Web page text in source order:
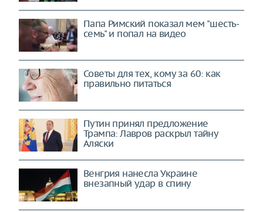
Папа Римский показал мем "шесть-
семь" и попал на видео
Советы для тех, кому за 60: как
правильно питаться
Путин принял предложение
Трампа: Лавров раскрыл тайну
Аляски
Венгрия нанесла Украине
внезапный удар в спину